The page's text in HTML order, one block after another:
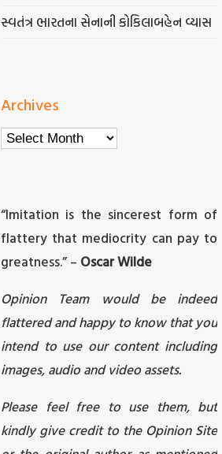
સ્વતંત્ર ભારતના સેનાની કોકિલાબહેન વ્યાસ
Archives
Archives
“Imitation is the sincerest form of
flattery that mediocrity can pay to
greatness.” – Oscar Wilde
Opinion Team would be indeed
flattered and happy to know that you
intend to use our content including
images, audio and video assets.
Please feel free to use them, but
kindly give credit to the Opinion Site